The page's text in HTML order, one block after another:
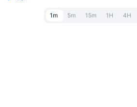
1m 5m 15m 1H 4H